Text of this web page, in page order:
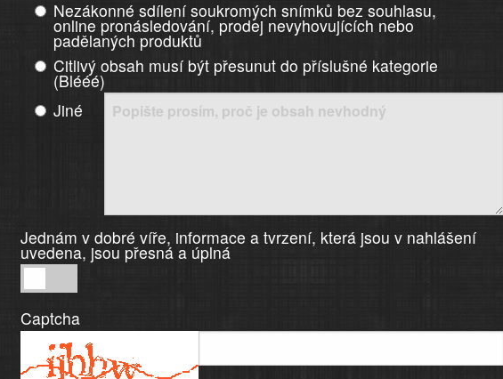
Nezákonné sdílení soukromých snímků bez souhlasu,
online pronásledování, prodej nevyhovujících nebo
padělaných produktů
Citlivý obsah musí být přesunut do příslušné kategorie
(Blééé)
Jiné
Jednám v dobré víře, informace a tvrzení, která jsou v nahlášení
uvedena, jsou přesná a úplná
v
dobré
informace
Captcha